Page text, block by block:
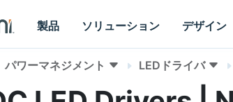
製品 ソリューション デザイン
パワーマネジメント LEDドライバ